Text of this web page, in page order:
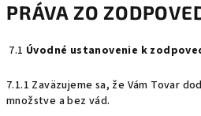
PRÁVA ZO
7.1 Úvodné ustanovenie k
7.1.1 Zaväzujeme sa, že Vám Tovar
množstve a bez vád.